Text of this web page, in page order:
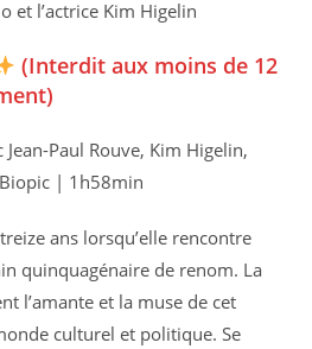
et l’actrice Kim Higelin
(Interdit aux moins de 12
Paul Rouve, Kim Higelin,
| 1h58min
ans lorsqu’elle rencontre
quinquagénaire de renom. La
l’amante et la muse de cet
culturel et politique. Se